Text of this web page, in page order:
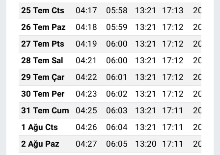
25 Tem Cts
04:17 05:58 13:21 17:13
20:34
26 Tem Paz
04:18 05:59 13:21 17:12
20:33
27 Tem Pts
04:19 06:00 13:21 17:12
20:32
28 Tem Sal
04:21 06:00 13:21 17:12
20:31
29 Tem Çar
04:22 06:01 13:21 17:12
20:30
30 Tem Per
04:23 06:02 13:21 17:12
20:29
31 Tem Cum
04:25 06:03 13:21 17:11
20:28
1 Ağu Cts
04:26 06:04 13:21 17:11
20:27
2 Ağu Paz
04:27 06:05 13:20 17:11
20:26